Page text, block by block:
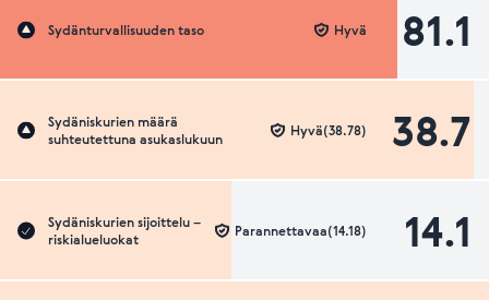
Sydänturvallisuuden taso 81.1
Hyvä
Sydäniskurien määrä
suhteutettuna asukaslukuun
38.7
Hyvä(38.78)
Sydäniskurien sijoittelu –
riskialueluokat
14.1
Parannettavaa(14.18)